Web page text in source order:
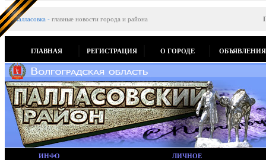
Палласовка - главные новости города и района
ГЛАВНАЯ РЕГИСТРАЦИЯ О ГОРОДЕ ОБЪЯВЛЕНИЯ
ИНФО
ЛИЧНОЕ